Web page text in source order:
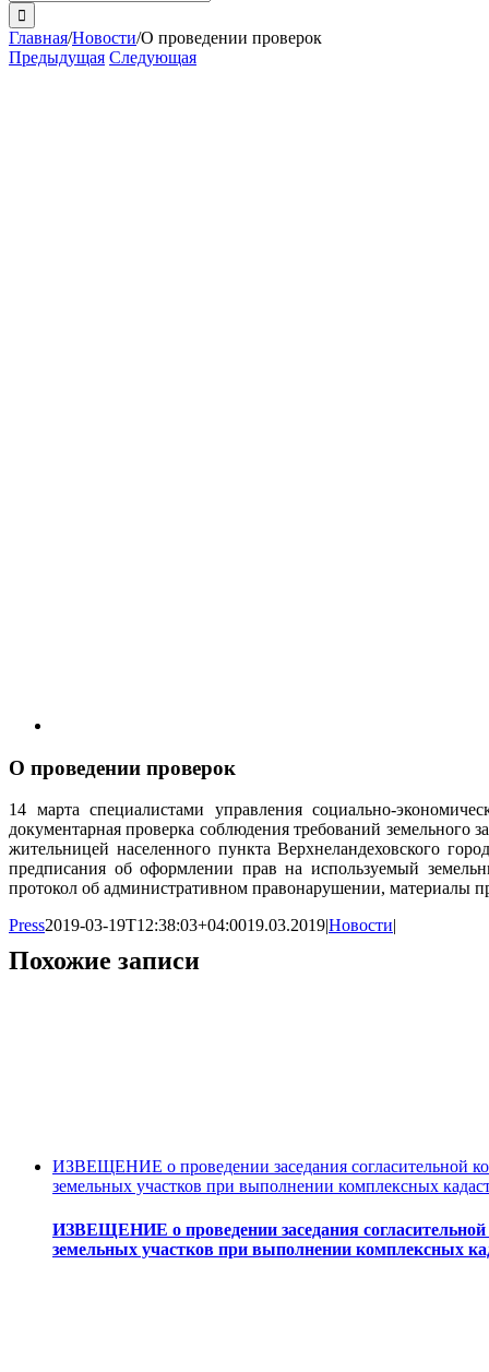
поиска:
Главная/Новости/О проведении проверок
Предыдущая Следующая
О проведении проверок
14 марта специалистами управления социально-
документарная проверка соблюдения требований земельного
жительницей населенного пункта Верхнеландеховского
предписания об оформлении прав на используемый
протокол об административном правонарушении, материалы
Press2019-03-19T12:38:03+04:0019.03.2019|Новости|
Похожие записи
ИЗВЕЩЕНИЕ о проведении заседания согласительной
земельных участков при выполнении комплексных
ИЗВЕЩЕНИЕ о проведении заседания согласительной
земельных участков при выполнении комплексных